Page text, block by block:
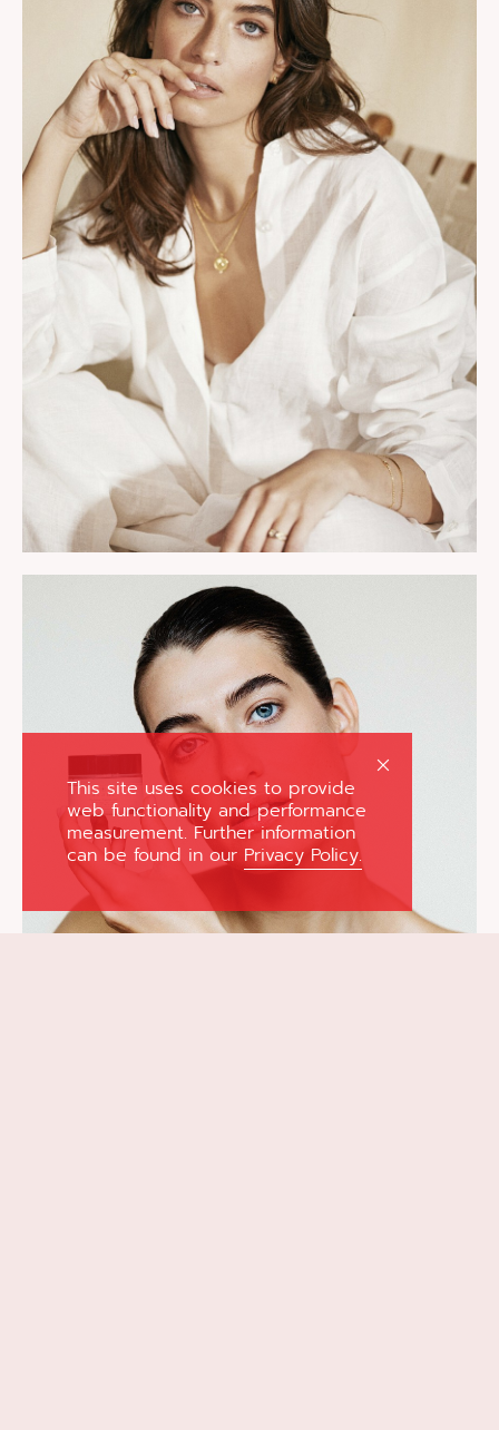
This site uses cookies to provide
web functionality and performance
measurement. Further information
can be found in our Privacy Policy.